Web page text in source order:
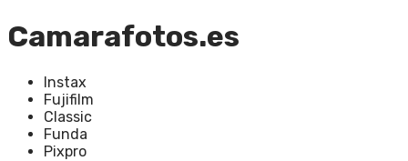
Camarafotos.es
Instax
Fujifilm
Classic
Funda
Pixpro